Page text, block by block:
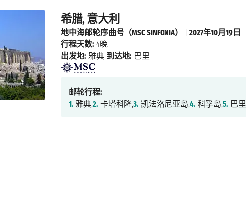
希腊, 意大利
地中海邮轮序曲号（MSC SINFONIA）
2027年10月19日
行程天数: 4晚
出发地: 雅典 到达地: 巴里
邮轮行程:
1. 雅典,2. 卡塔科隆,3. 凯法洛尼亚岛,4. 科孚岛,5. 巴里